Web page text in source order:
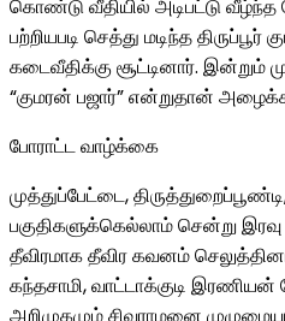
கொண்டு வீதியில் அடிபட்டு வீழ்ந்த
பற்றியபடி செத்து மடிந்த
கடைவீதிக்கு சூட்டினார். இன்றும்
“குமரன் பஜார்” என்றுதான்
போராட்ட வாழ்க்கை
முத்துப்பேட்டை,
பகுதிகளுக்கெல்லாம் சென்று
தீவிரமாக தீவிர கவனம்
கந்தசாமி, வாட்டாக்குடி